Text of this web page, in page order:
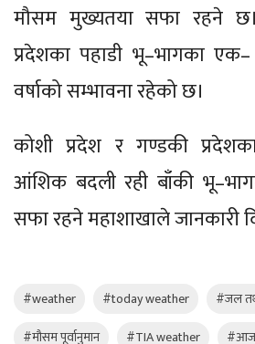
मौसम मुख्यतया सफा रहने
प्रदेशका पहाडी भू–भागका
वर्षाको सम्भावना रहेको छ।
कोशी प्रदेश र गण्डकी
आंशिक बदली रही बाँकी
सफा रहने महाशाखाले जानकारी
#weather #today weather
#जल
#मौसम पूर्वानुमान
#TIA weather